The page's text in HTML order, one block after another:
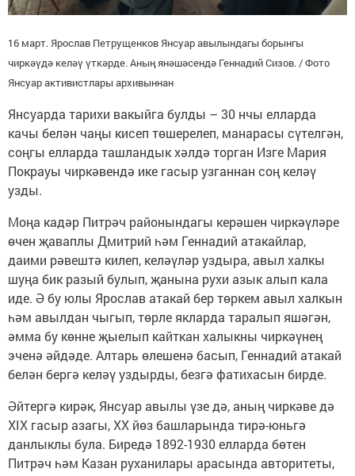
16 март. Ярослав Петрущенков Янсуар авылындагы борынгы
чиркәүдә келәү үткәрде. Аның янәшәсендә Геннадий Сизов. / Фото
Янсуар активистлары архивыннан
Янсуарда тарихи вакыйга булды – 30 нчы елларда
качы белән чаңы кисеп төшерелеп, манарасы сүтелгән,
соңгы елларда ташландык хәлдә торган Изге Мария
Покрауы чиркәвендә ике гасыр узганнан соң келәү
узды.
Моңа кадәр Питрәч районындагы керәшен чиркәүләре
өчен җаваплы Дмитрий һәм Геннадий атакайлар,
даими рәвештә килеп, келәүләр уздыра, авыл халкы
шуңа бик разый булып, җанына рухи азык алып кала
иде. Ә бу юлы Ярослав атакай бер төркем авыл халкын
һәм авылдан чыгып, төрле якларда таралып яшәгән,
әмма бу көнне җыелып кайткан халыкны чиркәүнең
эченә әйдәде. Алтарь өлешенә басып, Геннадий атакай
белән бергә келәү уздырды, безгә фатихасын бирде.
Әйтергә кирәк, Янсуар авылы үзе дә, аның чиркәве дә
XIX гасыр азагы, XX йөз башларында тирә-юньгә
данлыклы була. Биредә 1892-1930 елларда бөтен
Питрәч һәм Казан руханилары арасында авторитеты,